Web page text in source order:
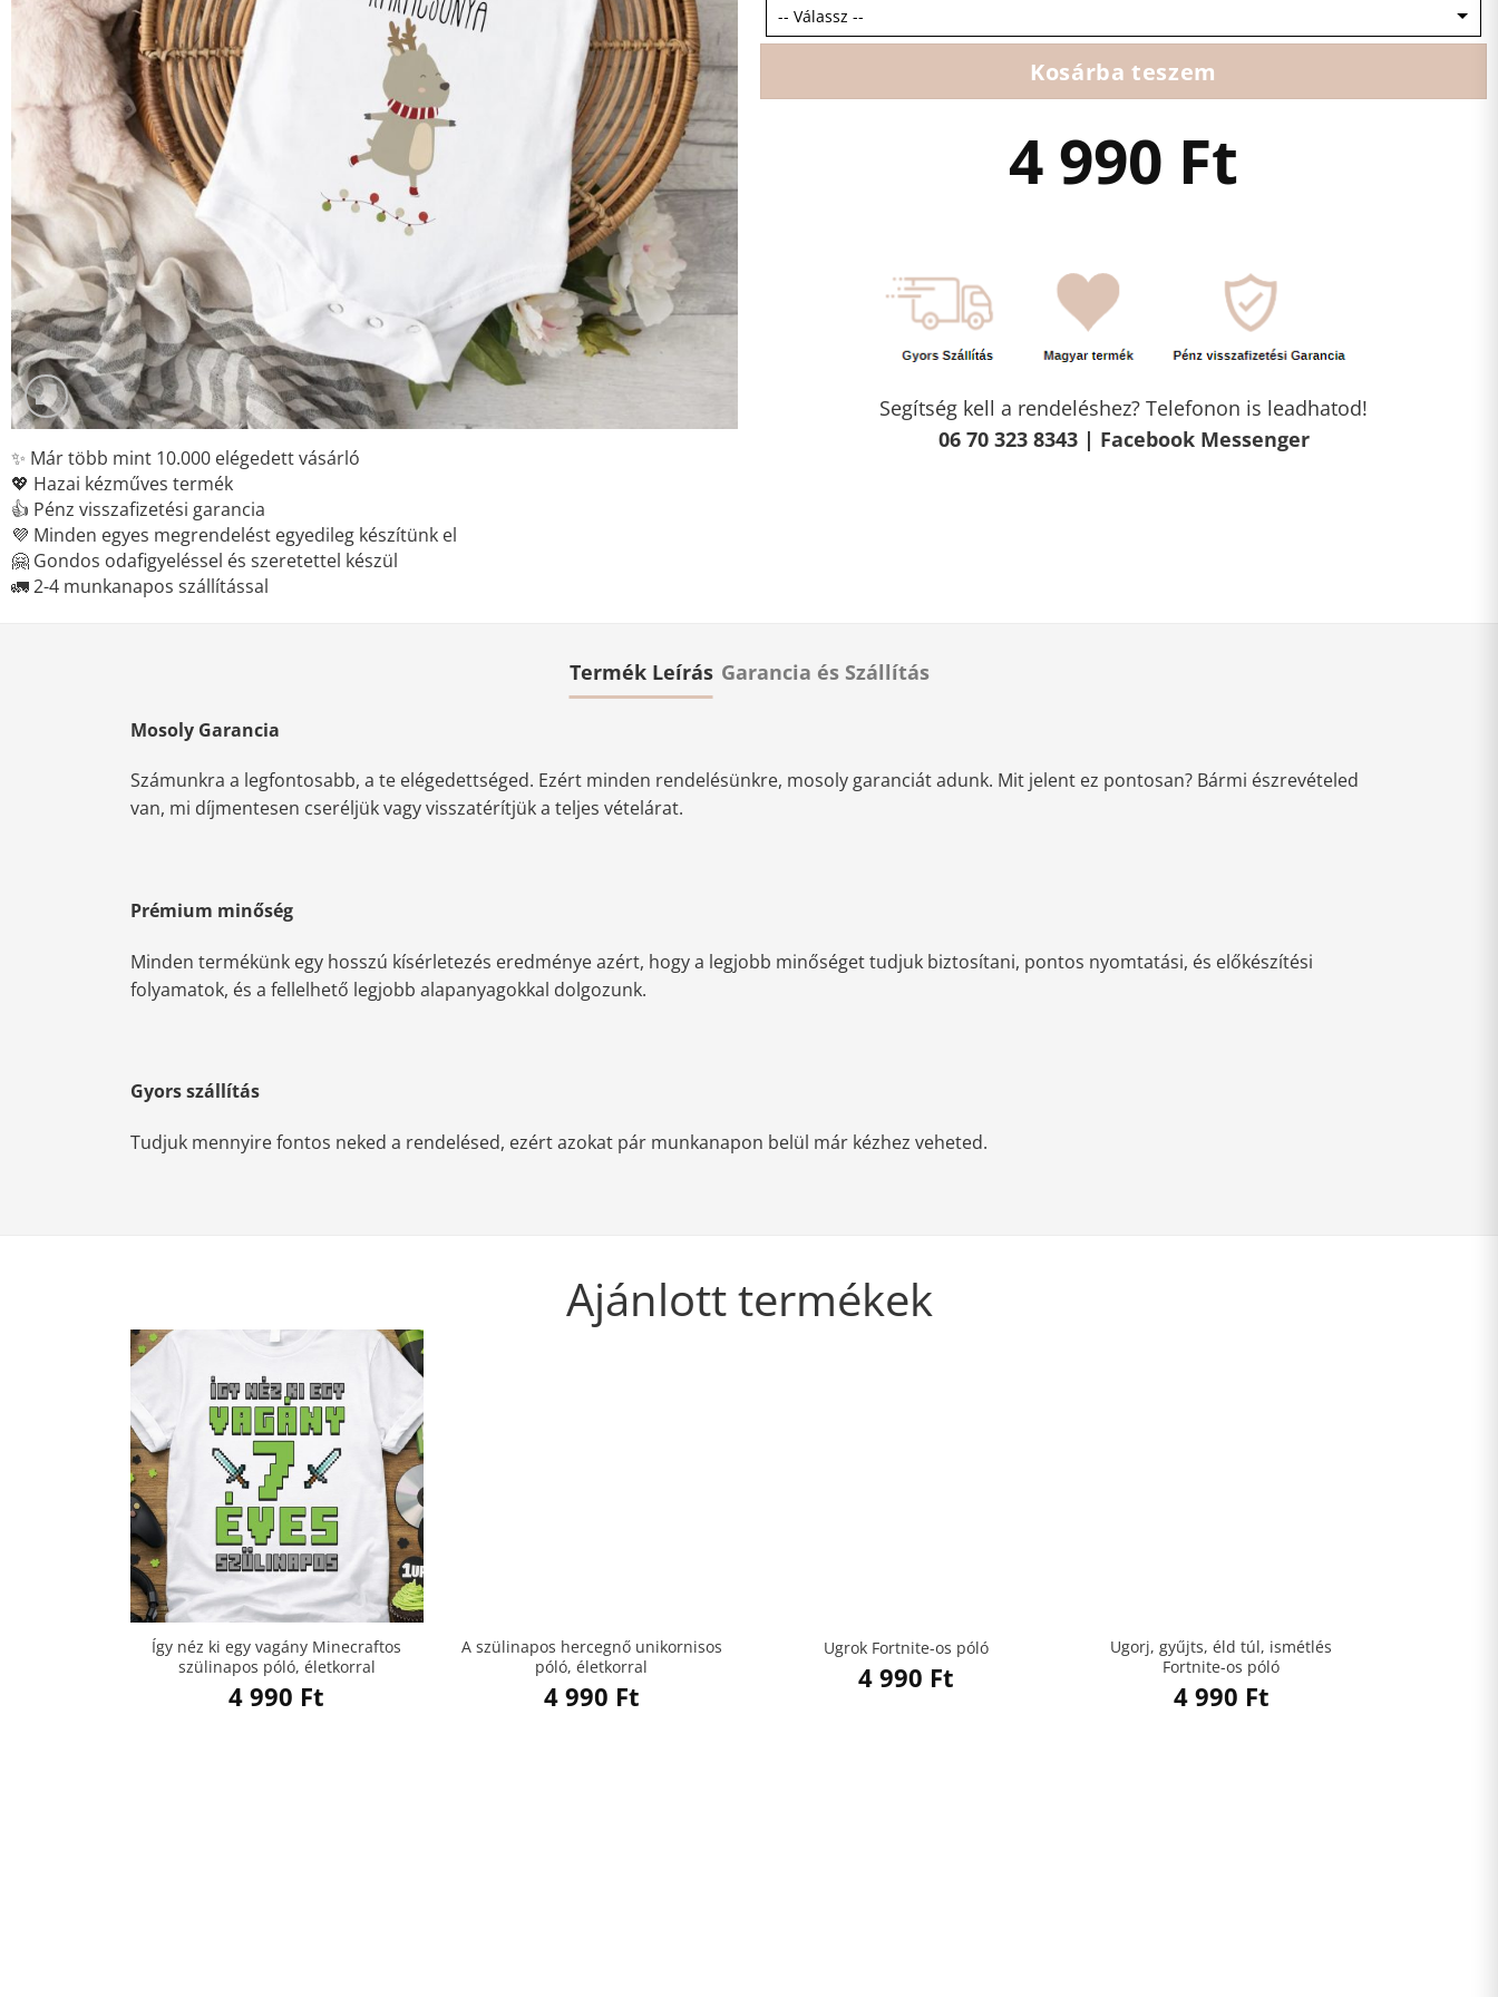
✨ Már több mint 10.000 elégedett vásárló
💖 Hazai kézműves termék
👍 Pénz visszafizetési garancia
💜 Minden egyes megrendelést egyedileg készítünk el
🤗 Gondos odafigyeléssel és szeretettel készül
🚛 2-4 munkanapos szállítással
Kosárba teszem
4 990 Ft
Segítség kell a rendeléshez? Telefonon is leadhatod!
06 70 323 8343 | Facebook Messenger
Termék Leírás Garancia és Szállítás
Mosoly Garancia
Számunkra a legfontosabb, a te elégedettséged. Ezért minden rendelésünkre, mosoly garanciát adunk. Mit jelent ez pontosan? Bármi észrevételed
van, mi díjmentesen cseréljük vagy visszatérítjük a teljes vételárat.
Prémium minőség
Minden termékünk egy hosszú kísérletezés eredménye azért, hogy a legjobb minőséget tudjuk biztosítani, pontos nyomtatási, és előkészítési
folyamatok, és a fellelhető legjobb alapanyagokkal dolgozunk.
Gyors szállítás
Tudjuk mennyire fontos neked a rendelésed, ezért azokat pár munkanapon belül már kézhez veheted.
Ajánlott termékek
Így néz ki egy vagány Minecraftos
szülinapos póló, életkorral
4 990 Ft
A szülinapos hercegnő unikornisos
póló, életkorral
4 990 Ft
Ugrok Fortnite-os póló
4 990 Ft
Ugorj, gyűjts, éld túl, ismétlés
Fortnite-os póló
4 990 Ft